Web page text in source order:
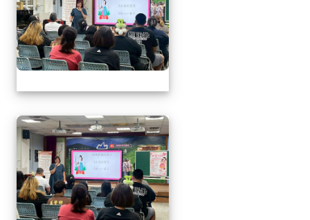
1150509母親節暨親職